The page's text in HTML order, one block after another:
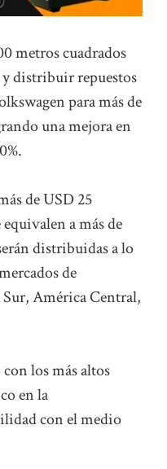
metros cuadrados
y distribuir repuestos
para más de
una mejora en
de USD 25
a más de
distribuidas a lo
de
América Central,
los más altos
en la
con el medio